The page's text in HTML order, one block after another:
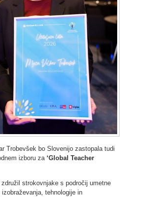
Trobevšek bo Slovenijo zastopala tudi
izboru za‘Global Teacher
združil strokovnjake s področij umetne
tehnologije in